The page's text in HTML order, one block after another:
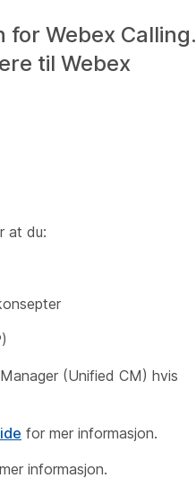
Webex Calling.
til Webex
at du:
(Unified CM) hvis
for mer informasjon.
informasjon.